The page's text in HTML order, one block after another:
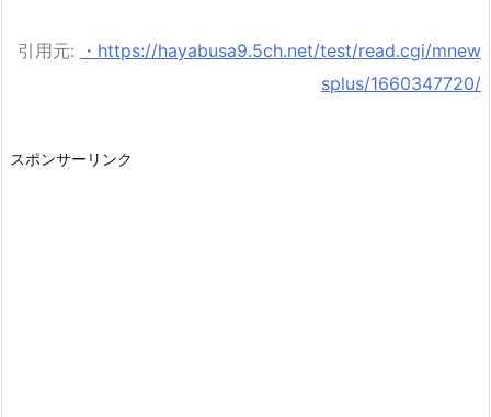
引用元:
・https://hayabusa9.5ch.net/test/read.cgi/mnew
splus/1660347720/
スポンサーリンク